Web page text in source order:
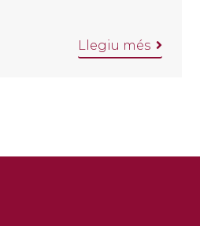
Llegiu més